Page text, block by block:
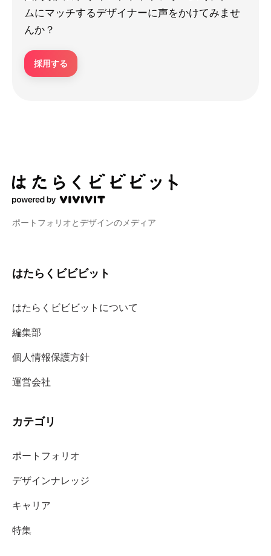
ムにマッチするデザイナーに声をかけてみませ
んか？
採用する
ポートフォリオとデザインのメディア
はたらくビビビット
はたらくビビビットについて
編集部
個人情報保護方針
運営会社
カテゴリ
ポートフォリオ
デザインナレッジ
キャリア
特集